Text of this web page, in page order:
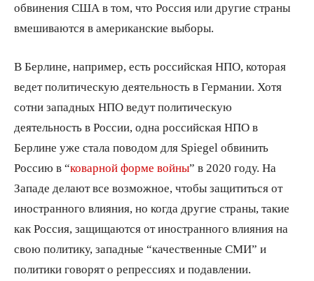
обвинения США в том, что Россия или другие страны
вмешиваются в американские выборы.
В Берлине, например, есть российская НПО, которая
ведет политическую деятельность в Германии. Хотя
сотни западных НПО ведут политическую
деятельность в России, одна российская НПО в
Берлине уже стала поводом для Spiegel обвинить
Россию в “коварной форме войны” в 2020 году. На
Западе делают все возможное, чтобы защититься от
иностранного влияния, но когда другие страны, такие
как Россия, защищаются от иностранного влияния на
свою политику, западные “качественные СМИ” и
политики говорят о репрессиях и подавлении.